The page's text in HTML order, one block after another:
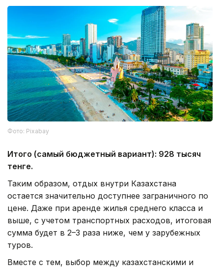
Фото: Pixabay
Итого (самый бюджетный вариант): 928 тысяч
тенге.
Таким образом, отдых внутри Казахстана
остается значительно доступнее заграничного по
цене. Даже при аренде жилья среднего класса и
выше, с учетом транспортных расходов, итоговая
сумма будет в 2–3 раза ниже, чем у зарубежных
туров.
Вместе с тем, выбор между казахстанскими и